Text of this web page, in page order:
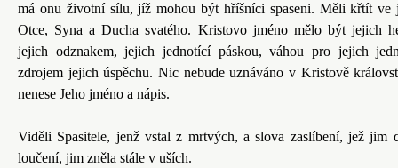
má onu životní sílu, jíž mohou být hříšníci spaseni. Měli křtít ve
Otce, Syna a Ducha svatého. Kristovo jméno mělo být jejich
jejich odznakem, jejich jednotící páskou, váhou pro jejich
zdrojem jejich úspěchu. Nic nebude uznáváno v Kristově
nenese Jeho jméno a nápis.
Viděli Spasitele, jenž vstal z mrtvých, a slova zaslíbení, jež jim
loučení, jim zněla stále v uších.